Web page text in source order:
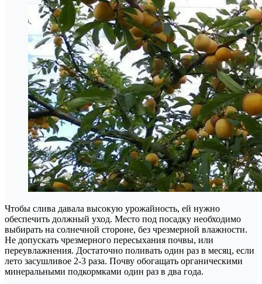
Чтобы слива давала высокую урожайность, ей нужно
обеспечить должный уход. Место под посадку необходимо
выбирать на солнечной стороне, без чрезмерной влажности.
Не допускать чрезмерного пересыхания почвы, или
переувлажнения. Достаточно поливать один раз в месяц, если
лето засушливое 2-3 раза. Почву обогащать органическими
минеральными подкормками один раз в два года.